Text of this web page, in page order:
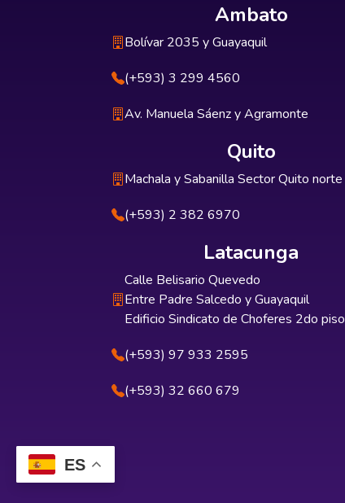
ES
Ambato
Bolívar 2035 y Guayaquil
(+593) 3 299 4560
Av. Manuela Sáenz y Agramonte
Quito
Machala y Sabanilla Sector Quito norte
(+593) 2 382 6970
Latacunga
Calle Belisario Quevedo
Entre Padre Salcedo y Guayaquil
Edificio Sindicato de Choferes 2do piso
(+593) 97 933 2595
(+593) 32 660 679